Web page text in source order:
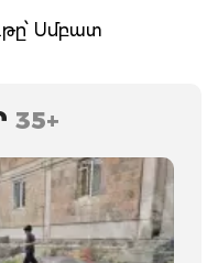
Սմբատ
35+